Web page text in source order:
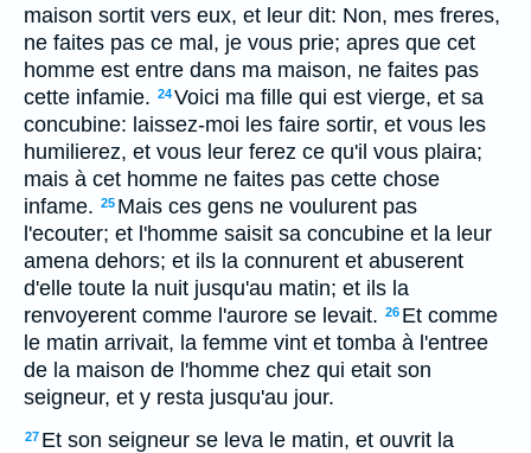
maison sortit vers eux, et leur dit: Non, mes freres,
ne faites pas ce mal, je vous prie; apres que cet
homme est entre dans ma maison, ne faites pas
cette infamie. 24Voici ma fille qui est vierge, et sa
concubine: laissez-moi les faire sortir, et vous les
humilierez, et vous leur ferez ce qu'il vous plaira;
mais à cet homme ne faites pas cette chose
infame. 25 Mais ces gens ne voulurent pas
l'ecouter; et l'homme saisit sa concubine et la leur
amena dehors; et ils la connurent et abuserent
d'elle toute la nuit jusqu'au matin; et ils la
renvoyerent comme l'aurore se levait. 26 Et comme
le matin arrivait, la femme vint et tomba à l'entree
de la maison de l'homme chez qui etait son
seigneur, et y resta jusqu'au jour.
27 Et son seigneur se leva le matin, et ouvrit la